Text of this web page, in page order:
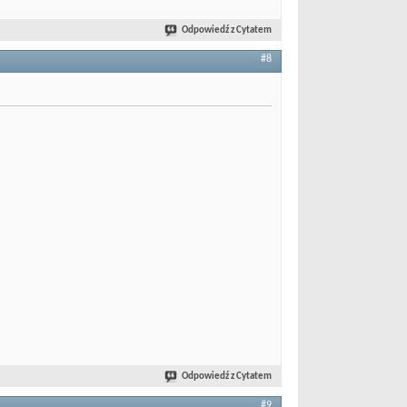
Odpowiedź z Cytatem
#8
Odpowiedź z Cytatem